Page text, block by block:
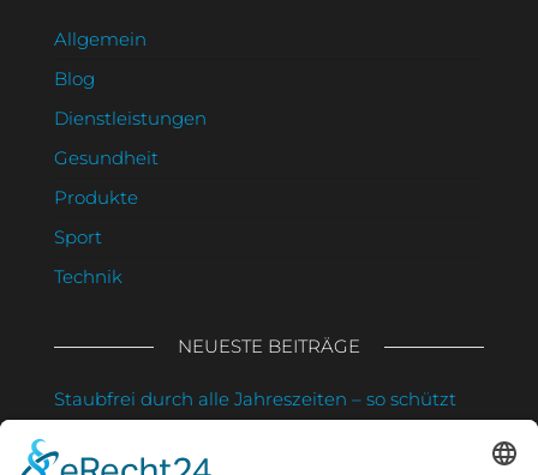
Allgemein
Blog
Dienstleistungen
Gesundheit
Produkte
Sport
Technik
NEUESTE BEITRÄGE
Staubfrei durch alle Jahreszeiten – so schützt
du deine Gesundheit und sparst Zeit
Muskelverspannungen lösen: Was sanfte